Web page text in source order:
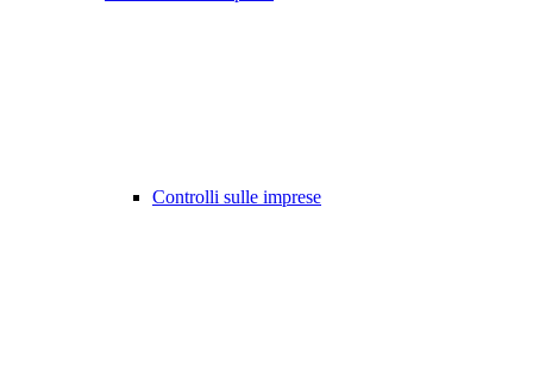
Controlli sulle imprese